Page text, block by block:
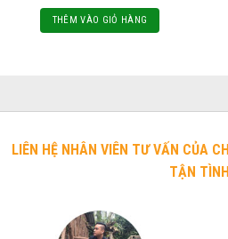
THÊM VÀO GIỎ HÀNG
LIÊN HỆ NHÂN VIÊN TƯ VẤN CỦA
TẬN TÌNH